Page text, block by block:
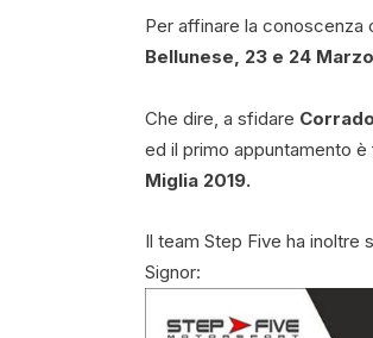
Per affinare la
Bellunese, 23 e 24 Marzo
Che dire, a sfidare
ed il primo appuntamento
Miglia 2019.
Il team Step Five ha inoltre
Signor: